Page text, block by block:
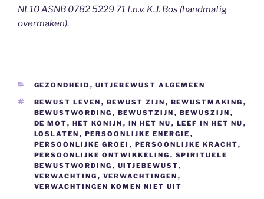
NL10 ASNB 0782 5229 71 t.n.v. K.J. Bos (handmatig
overmaken).
CATEGORIEËN
GEZONDHEID , UITJEBEWUST ALGEMEEN
TAGS
BEWUST LEVEN , BEWUST ZIJN , BEWUSTMAKING ,
BEWUSTWORDING , BEWUSTZIJN , BEWUSZIJN ,
DE MOT, HET KONIJN , IN HET NU , LEEF IN HET NU ,
LOSLATEN , PERSOONLIJKE ENERGIE ,
PERSOONLIJKE GROEI , PERSOONLIJKE KRACHT,
PERSOONLIJKE ONTWIKKELING , SPIRITUELE
BEWUSTWORDING , UITJEBEWUST,
VERWACHTING , VERWACHTINGEN ,
VERWACHTINGEN KOMEN NIET UIT